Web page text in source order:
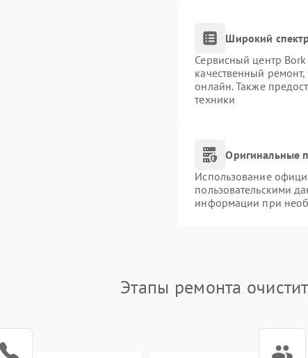
Широкий
Сервисный центр Bork
качественный
онлайн. Также
техники
Оригинальные
Использование
пользовательскими
информации при
Этапы ремонта